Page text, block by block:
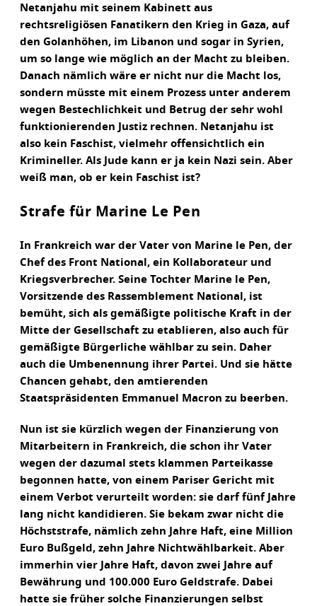
Netanjahu mit seinem Kabinett aus
rechtsreligiösen Fanatikern den Krieg in Gaza, auf
den Golanhöhen, im Libanon und sogar in Syrien,
um so lange wie möglich an der Macht zu bleiben.
Danach nämlich wäre er nicht nur die Macht los,
sondern müsste mit einem Prozess unter anderem
wegen Bestechlichkeit und Betrug der sehr wohl
funktionierenden Justiz rechnen. Netanjahu ist
also kein Faschist, vielmehr offensichtlich ein
Krimineller. Als Jude kann er ja kein Nazi sein. Aber
weiß man, ob er kein Faschist ist?
Strafe für Marine Le Pen
In Frankreich war der Vater von Marine le Pen, der
Chef des Front National, ein Kollaborateur und
Kriegsverbrecher. Seine Tochter Marine le Pen,
Vorsitzende des Rassemblement National, ist
bemüht, sich als gemäßigte politische Kraft in der
Mitte der Gesellschaft zu etablieren, also auch für
gemäßigte Bürgerliche wählbar zu sein. Daher
auch die Umbenennung ihrer Partei. Und sie hätte
Chancen gehabt, den amtierenden
Staatspräsidenten Emmanuel Macron zu beerben.
Nun ist sie kürzlich wegen der Finanzierung von
Mitarbeitern in Frankreich, die schon ihr Vater
wegen der dazumal stets klammen Parteikasse
begonnen hatte, von einem Pariser Gericht mit
einem Verbot verurteilt worden: sie darf fünf Jahre
lang nicht kandidieren. Sie bekam zwar nicht die
Höchststrafe, nämlich zehn Jahre Haft, eine Million
Euro Bußgeld, zehn Jahre Nichtwählbarkeit. Aber
immerhin vier Jahre Haft, davon zwei Jahre auf
Bewährung und 100.000 Euro Geldstrafe. Dabei
hatte sie früher solche Finanzierungen selbst